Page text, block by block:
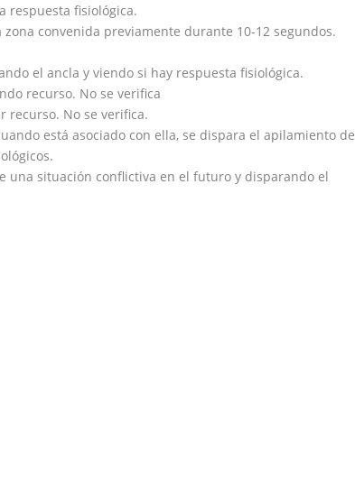
respuesta fisiológica.
convenida previamente durante 10-12 segundos.
el ancla y viendo si hay respuesta fisiológica.
recurso. No se verifica
recurso. No se verifica.
está asociado con ella, se dispara el apilamiento de
una situación conflictiva en el futuro y disparando el